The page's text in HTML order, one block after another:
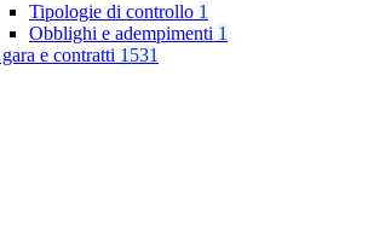
Tipologie di controllo 1
Obblighi e adempimenti 1
e contratti 1531